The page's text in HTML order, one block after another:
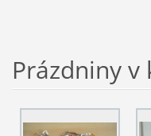
Prázdniny v